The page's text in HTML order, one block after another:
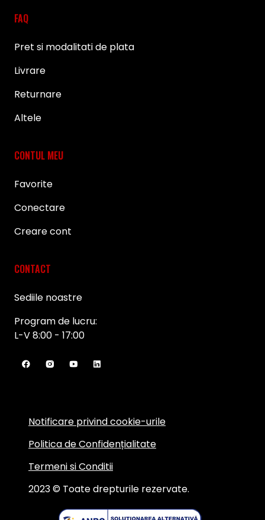
FAQ
Pret si modalitati de plata
Livrare
Returnare
Altele
CONTUL MEU
Favorite
Conectare
Creare cont
CONTACT
Sediile noastre
Program de lucru:
L-V 8:00 - 17:00
2023 © Toate drepturile rezervate.
Notificare privind cookie-urile
Politica de Confidențialitate
Termeni si Conditii